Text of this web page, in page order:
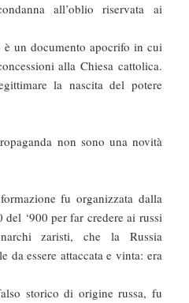
all’oblio riservata ai
un documento apocrifo in cui
alla Chiesa cattolica.
la nascita del potere
non sono una novità
fu organizzata dalla
‘900 per far credere ai russi
zaristi, che la Russia
da essere attaccata e vinta: era
storico di origine russa, fu